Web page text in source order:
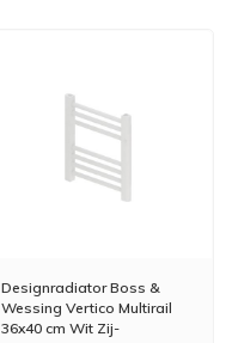
Designradiator Boss &
Wessing Vertico Multirail
36x40 cm Wit Zij-